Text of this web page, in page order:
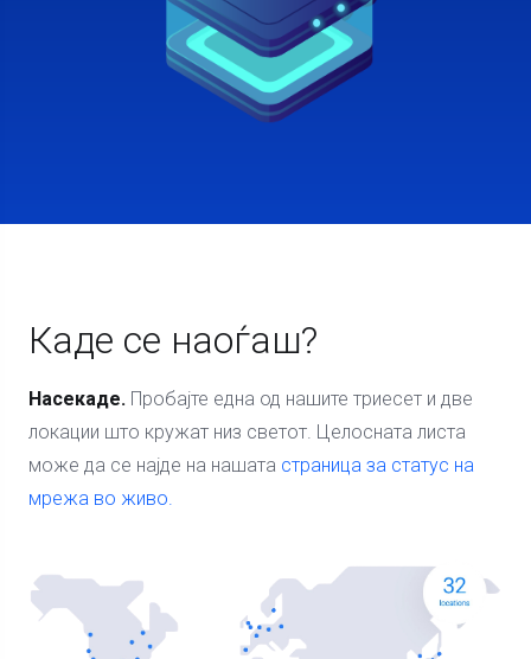
Каде се наоѓаш?
Насекаде. Пробајте една од нашите триесет и две
локации што кружат низ светот. Целосната листа
може да се најде на нашата страница за статус на
мрежа во живо.